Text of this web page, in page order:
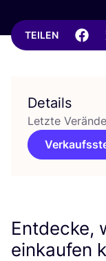
TEILEN
Details
Letzte
Entdecke,
einkaufen